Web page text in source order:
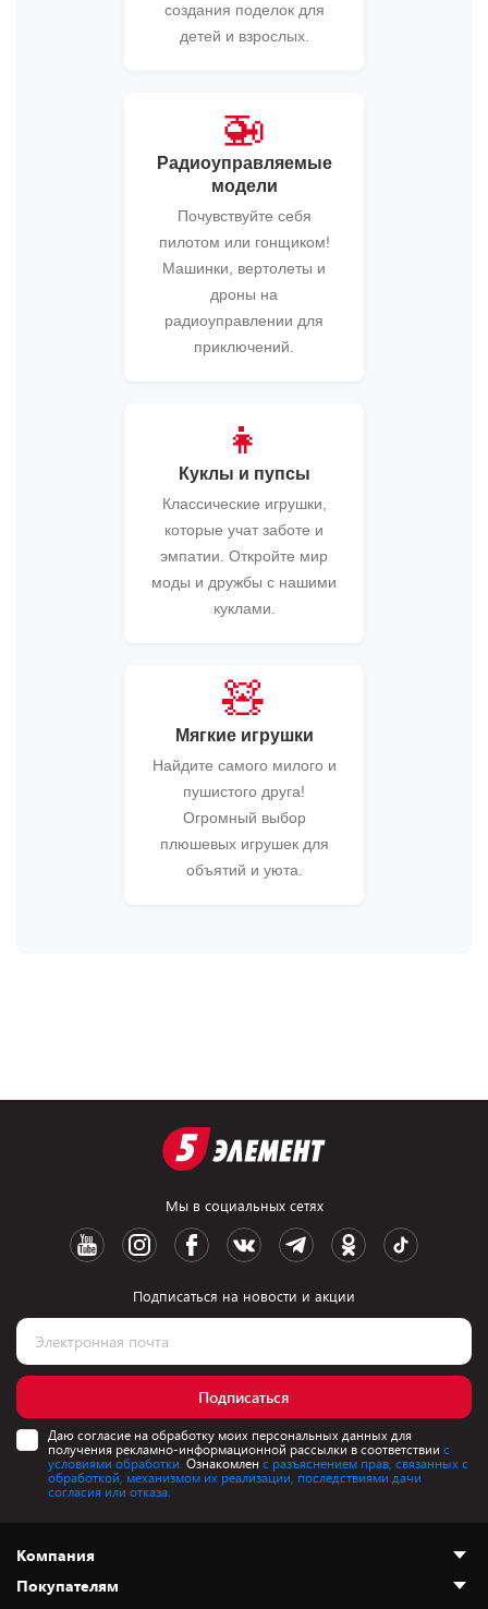
создания поделок для
детей и взрослых.
🚁
Радиоуправляемые
модели
Почувствуйте себя
пилотом или гонщиком!
Машинки, вертолеты и
дроны на
радиоуправлении для
приключений.
👧
Куклы и пупсы
Классические игрушки,
которые учат заботе и
эмпатии. Откройте мир
моды и дружбы с нашими
куклами.
🧸
Мягкие игрушки
Найдите самого милого и
пушистого друга!
Огромный выбор
плюшевых игрушек для
объятий и уюта.
Мы в социальных сетях
Подписаться на новости и акции
Подписаться
Даю согласие на обработку моих персональных данных для
получения рекламно-информационной рассылки в соответствии с
условиями обработки. Ознакомлен с разъяснением прав, связанных с
обработкой, механизмом их реализации, последствиями дачи
согласия или отказа.
Компания
О нас
Покупателям